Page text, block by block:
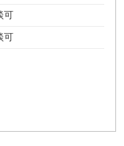
可
可